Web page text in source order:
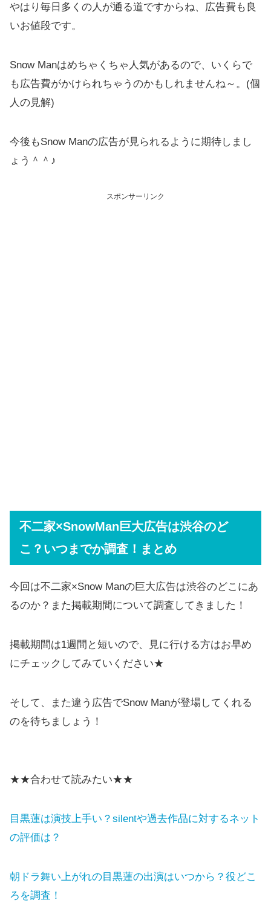
やはり毎日多くの人が通る道ですからね、広告費も良
いお値段です。
Snow Manはめちゃくちゃ人気があるので、いくらで
も広告費がかけられちゃうのかもしれませんね～。(個
人の見解)
今後もSnow Manの広告が見られるように期待しまし
ょう＾＾♪
スポンサーリンク
不二家×SnowMan巨大広告は渋谷のど
こ？いつまでか調査！まとめ
今回は不二家×Snow Manの巨大広告は渋谷のどこにあ
るのか？また掲載期間について調査してきました！
掲載期間は1週間と短いので、見に行ける方はお早め
にチェックしてみていください★
そして、また違う広告でSnow Manが登場してくれる
のを待ちましょう！
★★合わせて読みたい★★
目黒蓮は演技上手い？silentや過去作品に対するネット
の評価は？
朝ドラ舞い上がれの目黒蓮の出演はいつから？役どこ
ろを調査！